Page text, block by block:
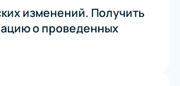
изменений. Получить
о проведенных